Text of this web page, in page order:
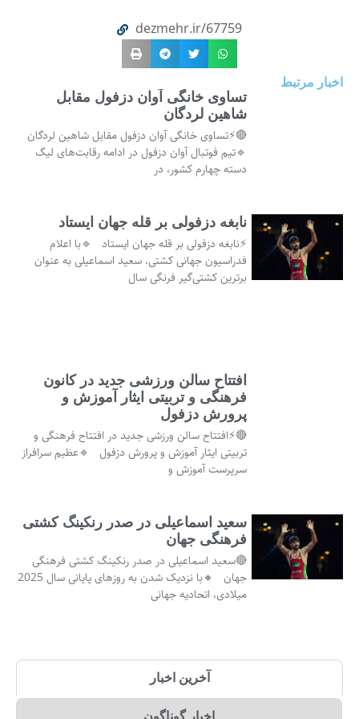
dezmehr.ir/67759
اخبار مرتبط
تساوی خانگی آوان دزفول مقابل
شاهین لردگان
🔴⚡تساوی خانگی آوان دزفول مقابل شاهین لردگان
🔹تیم فوتبال آوان دزفول در ادامه رقابت‌های لیگ
دسته چهارم کشور، در
نابغه دزفولی بر قله جهان ایستاد
⚡نابغه دزفولی بر قله جهان ایستاد 🔹با اعلام
فدراسیون جهانی کشتی، سعید اسماعیلی به عنوان
برترین کشتی‌گیر فرنگی سال
افتتاح سالن ورزشی جدید در کانون
فرهنگی و تربیتی ایثار آموزش و
پرورش دزفول
🔴⚡افتتاح سالن ورزشی جدید در افتتاح فرهنگی و
تربیتی ایثار آموزش و پرورش دزفول 🔹عظیم سرافراز
سرپرست آموزش و
سعید اسماعیلی در صدر رنکینگ کشتی
فرهنگی جهان
🔴سعید اسماعیلی در صدر رنکینگ کشتی فرهنگی
جهان 🔸با نزدیک شدن به روزهای پایانی سال 2025
میلادی، اتحادیه جهانی
آخرین اخبار
اخبار گوناگون